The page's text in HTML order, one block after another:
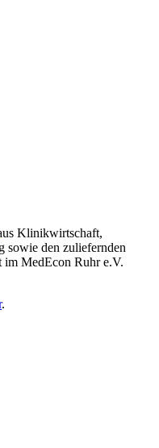
Klinikwirtschaft,
sowie den zuliefernden
im MedEcon Ruhr e.V.
.